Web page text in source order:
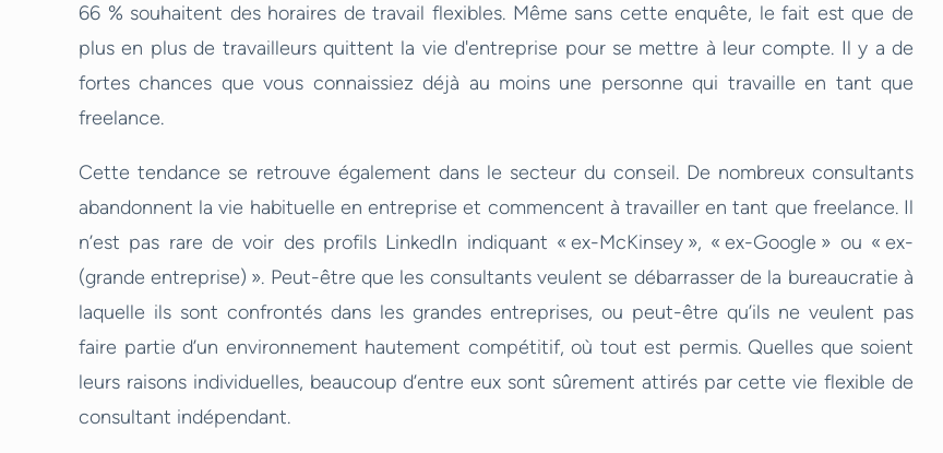
66 % souhaitent des horaires de travail flexibles. Même sans cette enquête, le fait est que de
plus en plus de travailleurs quittent la vie d'entreprise pour se mettre à leur compte. Il y a de
fortes chances que vous connaissiez déjà au moins une personne qui travaille en tant que
freelance.
Cette tendance se retrouve également dans le secteur du conseil. De nombreux consultants
abandonnent la vie habituelle en entreprise et commencent à travailler en tant que freelance. Il
n’est pas rare de voir des profils LinkedIn indiquant « ex-McKinsey », « ex-Google » ou « ex-
(grande entreprise) ». Peut-être que les consultants veulent se débarrasser de la bureaucratie à
laquelle ils sont confrontés dans les grandes entreprises, ou peut-être qu’ils ne veulent pas
faire partie d’un environnement hautement compétitif, où tout est permis. Quelles que soient
leurs raisons individuelles, beaucoup d’entre eux sont sûrement attirés par cette vie flexible de
consultant indépendant.